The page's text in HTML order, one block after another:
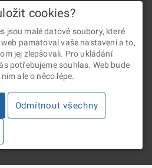
• Informace jsou poskytovány
Sb., o svobodném přístupu
cookies?
jsou malé datové soubory, které
pamatoval vaše nastavení a to,
jej zlepšovali. Pro ukládání
potřebujeme souhlas. Web bude
ale o něco lépe.
Odmítnout všechny